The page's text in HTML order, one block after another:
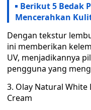
Berikut 5 Bedak
Mencerahkan
Dengan tekstur
ini memberikan
UV, menjadikannya
pengguna yang
3. Olay Natural
Cream